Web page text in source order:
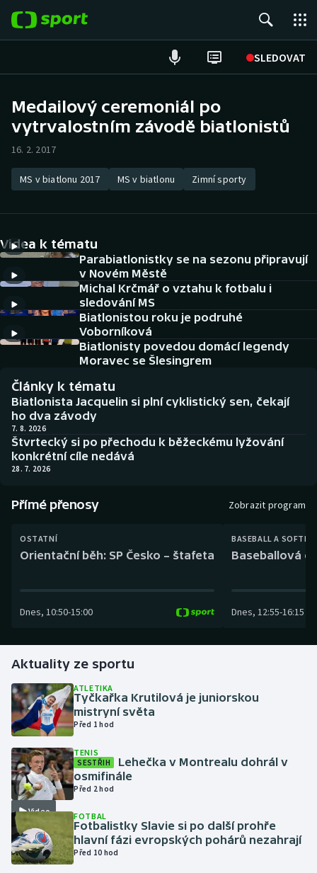
SLEDOVAT
Hokej
Atletika
DALŠÍ SPORTY
Americký fotbal
Baseball a softbal
Biatlon
Boby a skeleton
Box
Curling
Dostihy
Gymnastika
Házená
Jezdectví
Judo
Krasobruslení
Lezení
NEPŘEHLÉDNĚTE
Historické návraty
Aplikace ČT sport
AZ kvíz
Medailový ceremoniál po
vytrvalostním závodě biatlonistů
16. 2. 2017
MS v biatlonu 2017 MS v biatlonu Zimní sporty
Videa k tématu
Parabiatlonistky se na sezonu připravují
v Novém Městě
Michal Krčmář o vztahu k fotbalu i
sledování MS
Biatlonistou roku je podruhé
Voborníková
Biatlonisty povedou domácí legendy
Moravec se Šlesingrem
Články k tématu
Biatlonista Jacquelin si plní cyklistický sen, čekají
ho dva závody
7. 8. 2026
Štvrtecký si po přechodu k běžeckému lyžování
konkrétní cíle nedává
28. 7. 2026
Přímé přenosy Zobrazit program
OSTATNÍ
Orientační běh: SP Česko – štafeta
Dnes, 10:50-15:00
BASEBALL A
Baseballová
Dnes, 12:55-16:15
Aktuality ze sportu
ATLETIKA
Tyčkařka Krutilová je juniorskou
mistryní světa
Před 1 hod
Video
TENIS
SESTŘIH
Lehečka v Montrealu dohrál v
osmifinále
Před 2 hod
FOTBAL
Fotbalistky Slavie si po další prohře
hlavní fázi evropských pohárů nezahrají
Před 10 hod